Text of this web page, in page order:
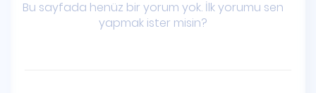
Bu sayfada henüz bir yorum yok. İlk yorumu sen
yapmak ister misin?